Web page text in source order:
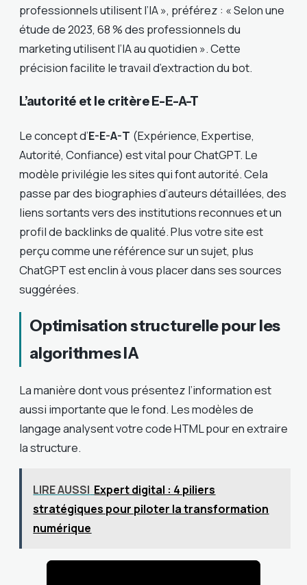
professionnels utilisent l’IA », préférez : « Selon une
étude de 2023, 68 % des professionnels du
marketing utilisent l’IA au quotidien ». Cette
précision facilite le travail d’extraction du bot.
L’autorité et le critère E-E-A-T
Le concept d’E-E-A-T (Expérience, Expertise,
Autorité, Confiance) est vital pour ChatGPT. Le
modèle privilégie les sites qui font autorité. Cela
passe par des biographies d’auteurs détaillées, des
liens sortants vers des institutions reconnues et un
profil de backlinks de qualité. Plus votre site est
perçu comme une référence sur un sujet, plus
ChatGPT est enclin à vous placer dans ses sources
suggérées.
Optimisation structurelle pour les
algorithmes IA
La manière dont vous présentez l’information est
aussi importante que le fond. Les modèles de
langage analysent votre code HTML pour en extraire
la structure.
LIRE AUSSI Expert digital : 4 piliers
stratégiques pour piloter la transformation
numérique